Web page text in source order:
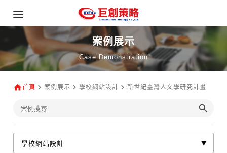
案例展示
Case Demonstration
首頁 案例展示 學校網站設計 新世紀臺灣人文學研究計畫